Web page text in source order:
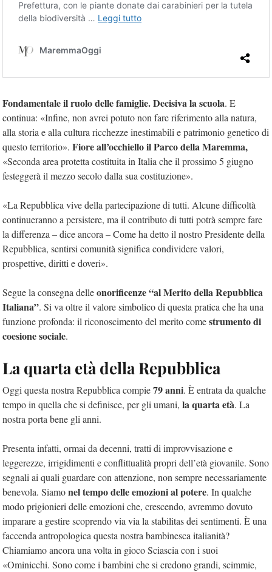
Fondamentale il ruolo delle famiglie. Decisiva la scuola. E
continua: «Infine, non avrei potuto non fare riferimento alla natura,
alla storia e alla cultura ricchezze inestimabili e patrimonio genetico di
questo territorio». Fiore all’occhiello il Parco della Maremma,
«Seconda area protetta costituita in Italia che il prossimo 5 giugno
festeggerà il mezzo secolo dalla sua costituzione».
«La Repubblica vive della partecipazione di tutti. Alcune difficoltà
continueranno a persistere, ma il contributo di tutti potrà sempre fare
la differenza – dice ancora – Come ha detto il nostro Presidente della
Repubblica, sentirsi comunità significa condividere valori,
prospettive, diritti e doveri».
Segue la consegna delleonorificenze “al Merito della Repubblica
Italiana”. Si va oltre il valore simbolico di questa pratica che ha una
funzione profonda: il riconoscimento del merito comestrumento di
coesione sociale.
La quarta età della Repubblica
Oggi questa nostra Repubblica compie79 anni. È entrata da qualche
tempo in quella che si definisce, per gli umani, la quarta età. La
nostra porta bene gli anni.
Presenta infatti, ormai da decenni, tratti di improvvisazione e
leggerezze, irrigidimenti e conflittualità propri dell’età giovanile. Sono
segnali ai quali guardare con attenzione, non sempre necessariamente
benevola. Siamonel tempo delle emozioni al potere. In qualche
modo prigionieri delle emozioni che, crescendo, avremmo dovuto
imparare a gestire scoprendo via via la stabilitas dei sentimenti. È una
faccenda antropologica questa nostra bambinesca italianità?
Chiamiamo ancora una volta in gioco Sciascia con i suoi
«Ominicchi. Sono come i bambini che si credono grandi, scimmie,